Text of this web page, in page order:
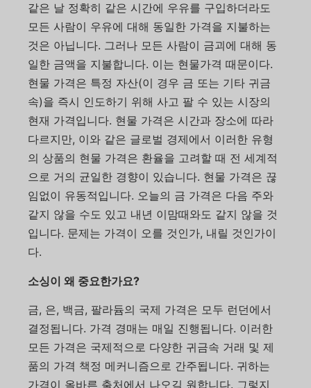
같은 날 정확히 같은 시간에 우유를 구입하더라도
모든 사람이 우유에 대해 동일한 가격을 지불하는
것은 아닙니다. 그러나 모든 사람이 금괴에 대해 동
일한 금액을 지불합니다. 이는 현물가격 때문이다.
현물 가격은 특정 자산(이 경우 금 또는 기타 귀금
속)을 즉시 인도하기 위해 사고 팔 수 있는 시장의
현재 가격입니다. 현물 가격은 시간과 장소에 따라
다르지만, 이와 같은 글로벌 경제에서 이러한 유형
의 상품의 현물 가격은 환율을 고려할 때 전 세계적
으로 거의 균일한 경향이 있습니다. 현물 가격은 끊
임없이 유동적입니다. 오늘의 금 가격은 다음 주와
같지 않을 수도 있고 내년 이맘때와도 같지 않을 것
입니다. 문제는 가격이 오를 것인가, 내릴 것인가이
다.
소싱이 왜 중요한가요?
금, 은, 백금, 팔라듐의 국제 가격은 모두 런던에서
결정됩니다. 가격 경매는 매일 진행됩니다. 이러한
모든 가격은 국제적으로 다양한 귀금속 거래 및 제
품의 가격 책정 메커니즘으로 간주됩니다. 귀하는
가격이 올바른 출처에서 나오길 원합니다. 그렇지